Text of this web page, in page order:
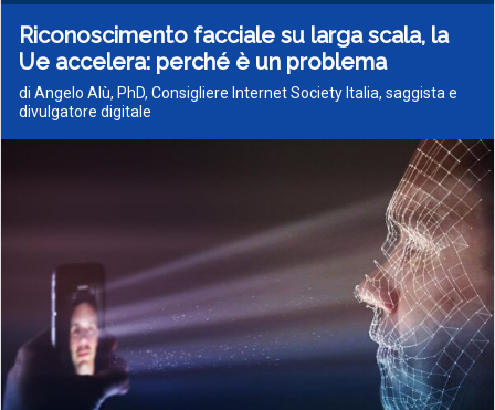
Riconoscimento facciale su larga scala, la
Ue accelera: perché è un problema
di Angelo Alù, PhD, Consigliere Internet Society Italia, saggista e
divulgatore digitale